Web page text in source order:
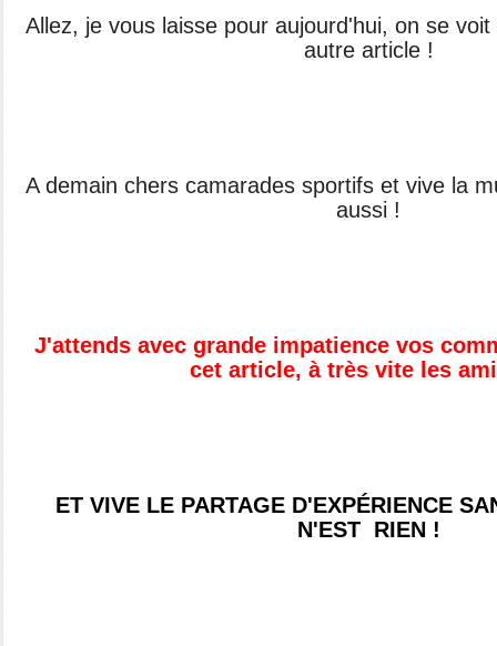
Allez, je vous laisse pour aujourd'hui, on se
autre article !
A demain chers camarades sportifs et vive la
aussi !
J'attends avec grande impatience vos
cet article, à très vite les
ET VIVE LE PARTAGE D'EXPÉRIENCE
N'EST RIEN !